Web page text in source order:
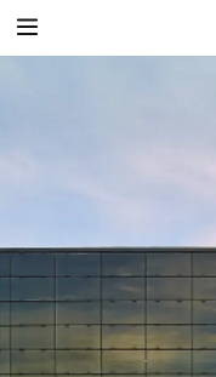
Schnelllauftore
Industrie-Rolltore